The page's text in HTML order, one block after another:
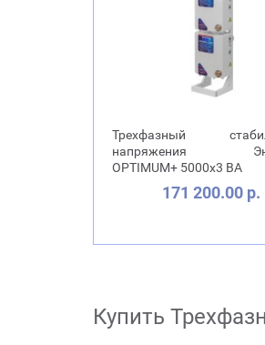
Трехфазный
напряжения
OPTIMUM+ 5000х3 ВА
171 200.00 р.
Купить